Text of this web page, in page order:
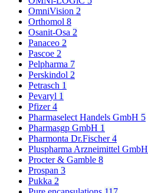
OmniVision 2
Orthomol 8
Osanit-Osa 2
Panaceo 2
Pascoe 2
Pelpharma 7
Perskindol 2
Petrasch 1
Pevaryl 1
Pfizer4
Pharmaselect Handels GmbH 5
Pharmasgp GmbH 1
Pharmonta Dr.Fischer4
Pluspharma Arzneimittel GmbH
Procter & Gamble 8
Prospan 3
Pukka 2